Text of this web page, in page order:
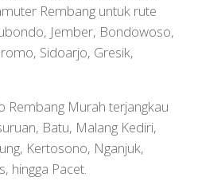
Rembang untuk rute
Jember, Bondowoso,
Sidoarjo, Gresik,
Rembang Murah terjangkau
Batu, Malang Kediri,
Kertosono, Nganjuk,
hingga Pacet.